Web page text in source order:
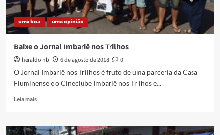
Trilhos
uma boa uma opinião
Baixe o Jornal Imbariê nos Trilhos
heraldo hb 6 de agosto de 2018
0
O Jornal Imbariê nos Trilhos é fruto de uma parceria da Casa
Fluminense e o Cineclube Imbariê nos Trilhos e...
Leia maisRead
Baixe